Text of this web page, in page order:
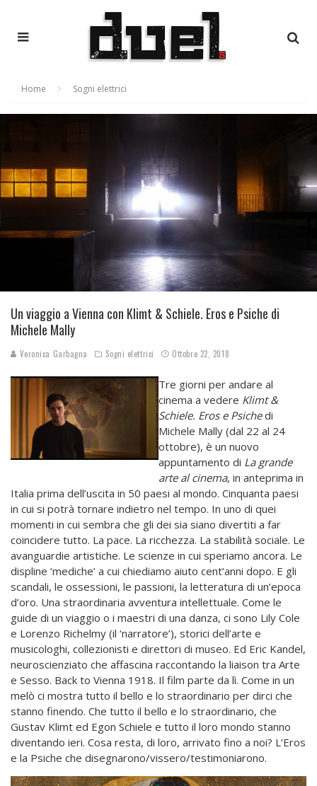
Home Sogni elettrici
Un viaggio a Vienna con Klimt & Schiele. Eros e Psiche di
Michele Mally
Veronica Garbagna Sogni elettrici Ottobre 22, 2018
Tre giorni per andare al
cinema a vedere Klimt &
Schiele. Eros e Psichedi
Michele Mally (dal 22 al 24
ottobre), è un nuovo
appuntamento di La grande
arte al cinema, in anteprima in
Italia prima dell’uscita in 50 paesi al mondo. Cinquanta paesi
in cui si potrà tornare indietro nel tempo. In uno di quei
momenti in cui sembra che gli dei sia siano divertiti a far
coincidere tutto. La pace. La ricchezza. La stabilità sociale. Le
avanguardie artistiche. Le scienze in cui speriamo ancora. Le
displine ‘mediche’ a cui chiediamo aiuto cent’anni dopo. E gli
scandali, le ossessioni, le passioni, la letteratura di un’epoca
d’oro. Una straordinaria avventura intellettuale. Come le
guide di un viaggio o i maestri di una danza, ci sono Lily Cole
e Lorenzo Richelmy (il ‘narratore’), storici dell’arte e
musicologhi, collezionisti e direttori di museo. Ed Eric Kandel,
neuroscienziato che affascina raccontando la liaison tra Arte
e Sesso. Back to Vienna 1918. Il film parte da lì. Come in un
melò ci mostra tutto il bello e lo straordinario per dirci che
stanno finendo. Che tutto il bello e lo straordinario, che
Gustav Klimt ed Egon Schiele e tutto il loro mondo stanno
diventando ieri. Cosa resta, di loro, arrivato fino a noi? L’Eros
e la Psiche che disegnarono/vissero/testimoniarono.